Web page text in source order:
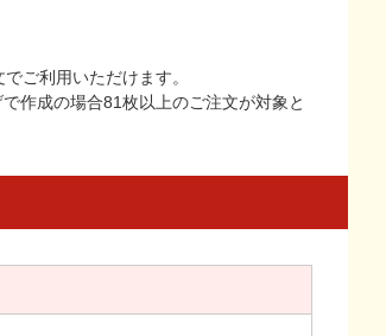
ご利用いただけます。
作成の場合81枚以上のご注文が対象と